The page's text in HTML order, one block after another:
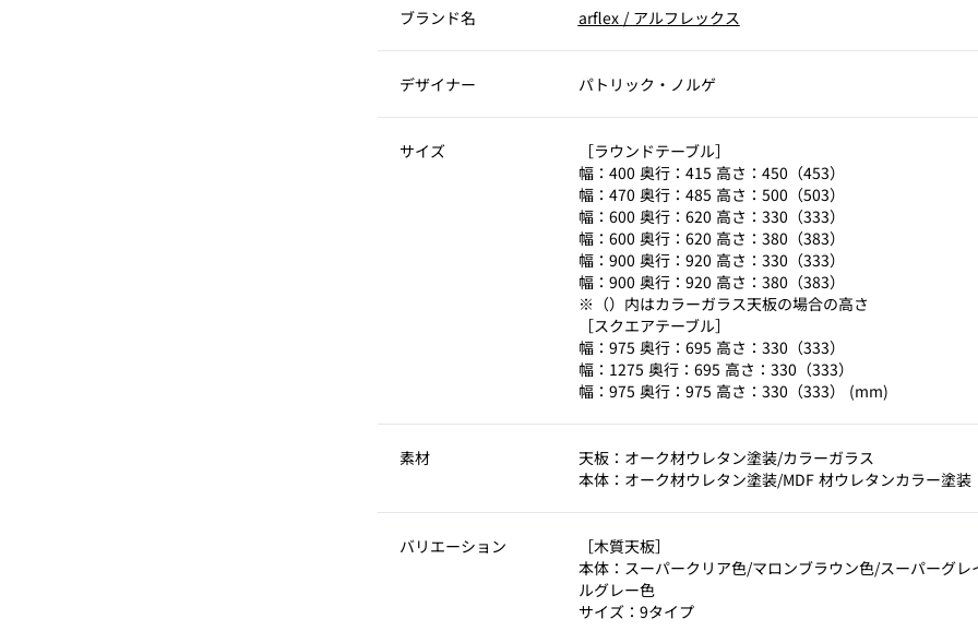
ブランド名 arflex / アルフレックス
デザイナー パトリック・ノルゲ
サイズ
［ラウンドテーブル］
幅：400 奥行：415 高さ：450（453）
幅：470 奥行：485 高さ：500（503）
幅：600 奥行：620 高さ：330（333）
幅：600 奥行：620 高さ：380（383）
幅：900 奥行：920 高さ：330（333）
幅：900 奥行：920 高さ：380（383）
※（）内はカラーガラス天板の場合の高さ
［スクエアテーブル］
幅：975 奥行：695 高さ：330（333）
幅：1275 奥行：695 高さ：330（333）
幅：975 奥行：975 高さ：330（333） (mm)
素材
天板：オーク材ウレタン塗装/カラーガラス
本体：オーク材ウレタン塗装/MDF 材ウレタンカラー塗装
バリエーション
［木質天板］
本体：スーパークリア色/マロンブラウン色/スーパーグレ
ルグレー色
サイズ：9タイプ